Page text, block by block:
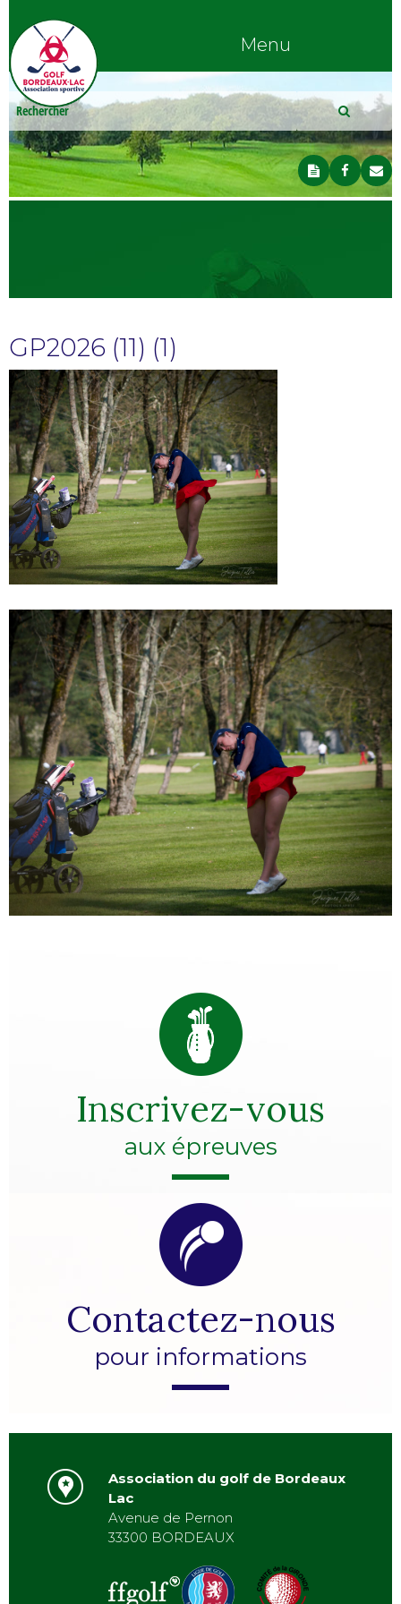
Menu
GP2026 (11) (1)
Inscrivez-vous
aux épreuves
Contactez-nous
pour informations
Association du golf de Bordeaux
Lac
Avenue de Pernon
33300 BORDEAUX